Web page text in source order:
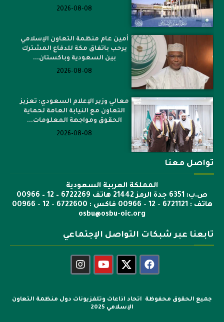
2026-08-08
أمين عام منظمة التعاون الإسلامي
يرحب باتفاق مكة للدفاع المشترك
بين السعودية وباكستان...
2026-08-08
معالي وزير الإعلام السعودي: تعزيز
التعاون مع النيابة العامة لحماية
الحقوق ومواجهة المعلومات...
2026-08-08
تواصل معنا
المملكة العربية السعودية
ص.ب: 6351 جدة الرمز 21442 هاتف 6722269 – 12 – 00966
هاتف : 6721121 – 12 – 00966 فاكس : 6722600 – 12 – 00966
osbu@osbu-oic.org
تابعنا عبر شبكات التواصل الإجتماعي
جميع الحقوق محفوظة اتحاد اذاعات وتلفزيونات دول منظمة التعاون
الإسلامي 2025